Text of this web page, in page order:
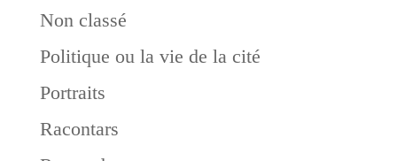
Non classé
Politique ou la vie de la cité
Portraits
Racontars